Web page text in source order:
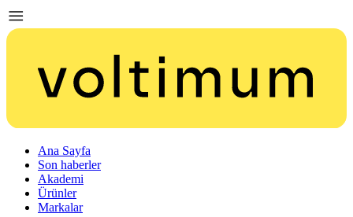
Ana Sayfa
Son haberler
Akademi
Ürünler
Markalar